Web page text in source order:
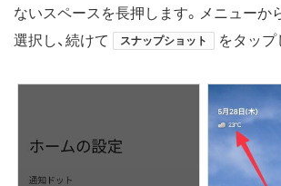
ないスペースを長押します。メニューか
選択し、続けて
スナップショット をタップ